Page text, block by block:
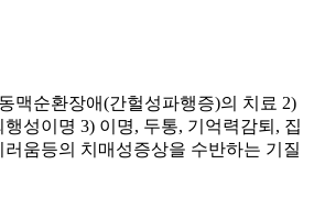
맥순환장애(간헐성파행증)의 치료 2)
성이명 3) 이명, 두통, 기억력감퇴, 집
움등의 치매성증상을 수반하는 기질